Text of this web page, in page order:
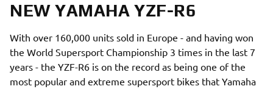
NEW YAMAHA YZF-R6
With over 160,000 units sold in Europe - and having won
the World Supersport Championship 3 times in the last 7
years - the YZF-R6 is on the record as being one of the
most popular and extreme supersport bikes that Yamaha